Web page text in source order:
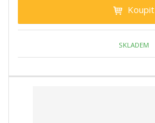
Koupit
SKLADEM